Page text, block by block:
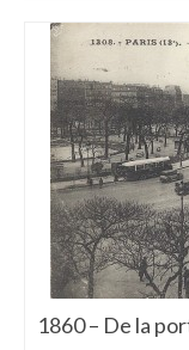
1860 – De la